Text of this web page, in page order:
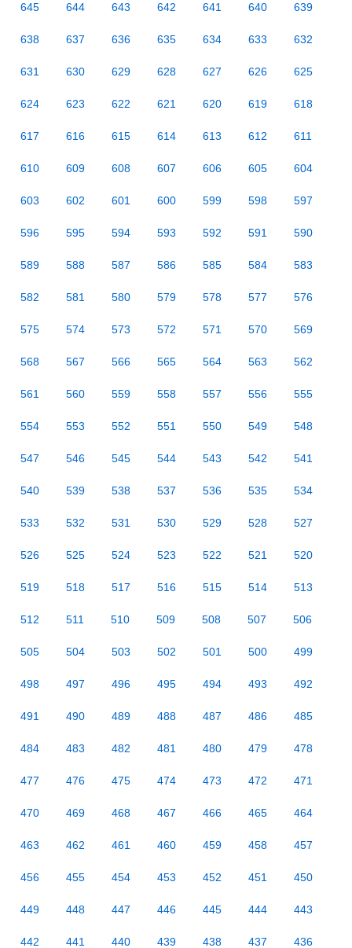
645 644 643 642 641 640 639
638 637 636 635 634 633 632
631 630 629 628 627 626 625
624 623 622 621 620 619 618
617 616 615 614 613 612 611
610 609 608 607 606 605 604
603 602 601 600 599 598 597
596 595 594 593 592 591 590
589 588 587 586 585 584 583
582 581 580 579 578 577 576
575 574 573 572 571 570 569
568 567 566 565 564 563 562
561 560 559 558 557 556 555
554 553 552 551 550 549 548
547 546 545 544 543 542 541
540 539 538 537 536 535 534
533 532 531 530 529 528 527
526 525 524 523 522 521 520
519 518 517 516 515 514 513
512 511 510 509 508 507 506
505 504 503 502 501 500 499
498 497 496 495 494 493 492
491 490 489 488 487 486 485
484 483 482 481 480 479 478
477 476 475 474 473 472 471
470 469 468 467 466 465 464
463 462 461 460 459 458 457
456 455 454 453 452 451 450
449 448 447 446 445 444 443
442 441 440 439 438 437 436